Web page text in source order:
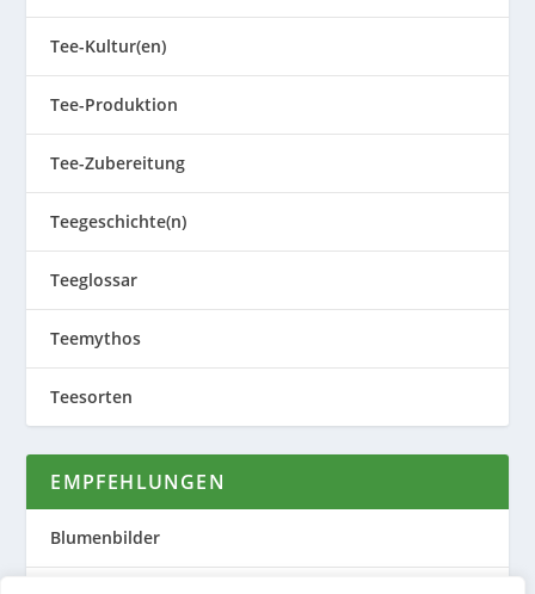
Tee-Kultur(en)
Tee-Produktion
Tee-Zubereitung
Teegeschichte(n)
Teeglossar
Teemythos
Teesorten
EMPFEHLUNGEN
Blumenbilder